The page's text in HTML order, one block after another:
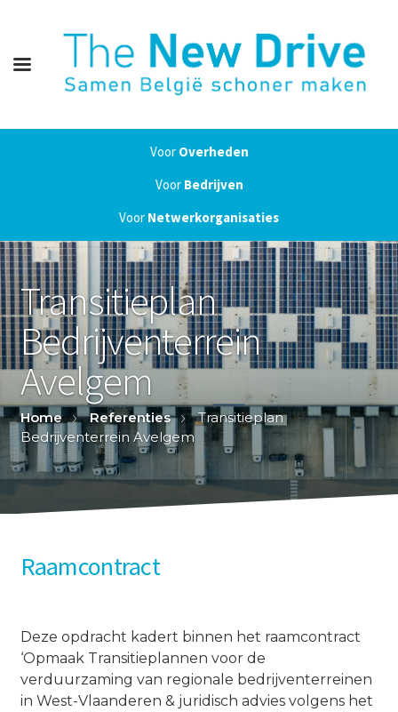
Voor Overheden
Voor Bedrijven
Voor Netwerkorganisaties
Transitieplan
Bedrijventerrein
Avelgem
Home Referenties
Transitieplan
Bedrijventerrein Avelgem
Raamcontract
Deze opdracht kadert binnen het raamcontract
‘Opmaak Transitieplannen voor de
verduurzaming van regionale bedrijventerreinen
in West-Vlaanderen & juridisch advies volgens het